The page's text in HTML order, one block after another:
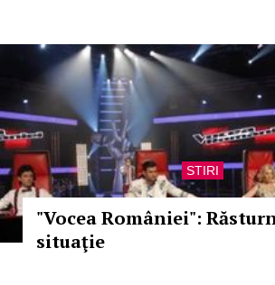
STIRI
"Vocea României":
situaţie